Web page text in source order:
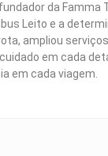
da
Leito e a
ampliou
em cada
em cada viagem.